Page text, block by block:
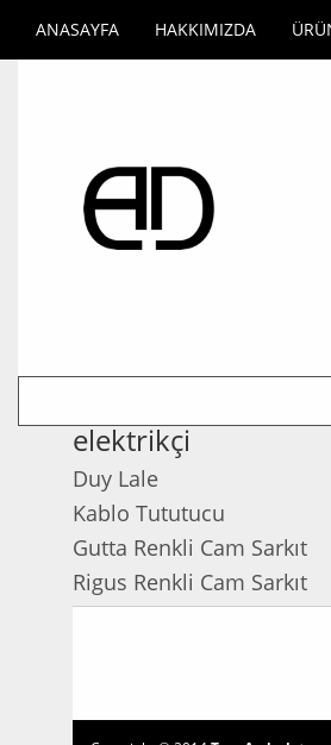
ANASAYFA HAKKIMIZDA
elektrikçi
Duy Lale
Kablo Tututucu
Gutta Renkli Cam Sarkıt
Rigus Renkli Cam Sarkıt